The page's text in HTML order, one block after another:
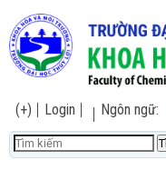
(+) Login Ngôn ngữ: